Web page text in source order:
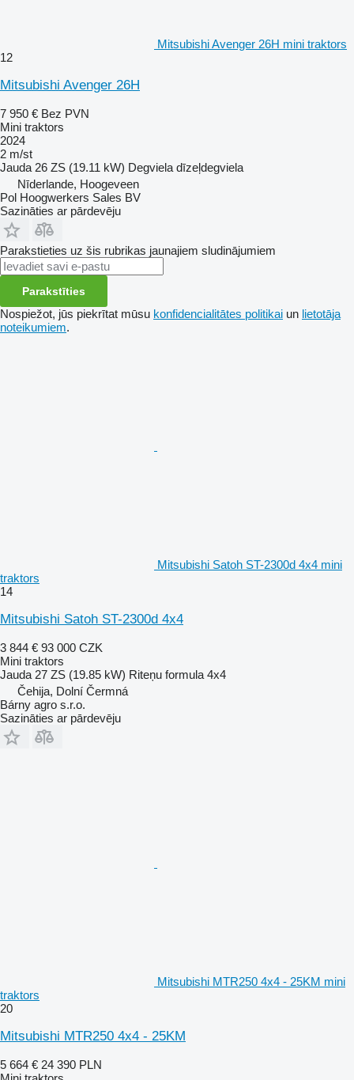
Mitsubishi Avenger 26H mini traktors
12
Mitsubishi Avenger 26H
7 950 € Bez PVN
Mini traktors
2024
2 m/st
Jauda 26 ZS (19.11 kW) Degviela dīzeļdegviela
Nīderlande, Hoogeveen
Pol Hoogwerkers Sales BV
Sazināties ar pārdevēju
Parakstieties uz šis rubrikas jaunajiem sludinājumiem
Parakstīties
Nospiežot, jūs piekrītat mūsu konfidencialitātes politikai un lietotāja
noteikumiem.
Mitsubishi Satoh ST-2300d 4x4 mini
traktors
14
Mitsubishi Satoh ST-2300d 4x4
3 844 € 93 000 CZK
Mini traktors
Jauda 27 ZS (19.85 kW) Riteņu formula 4x4
Čehija, Dolní Čermná
Bárny agro s.r.o.
Sazināties ar pārdevēju
Mitsubishi MTR250 4x4 - 25KM mini
traktors
20
Mitsubishi MTR250 4x4 - 25KM
5 664 € 24 390 PLN